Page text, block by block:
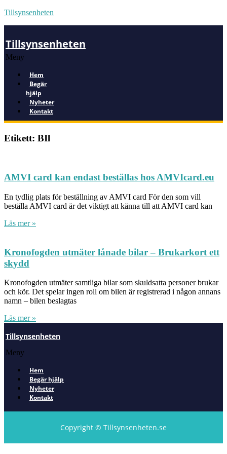
Tillsynsenheten
Tillsynsenheten
Meny
Hem
Begär
hjälp
Nyheter
Kontakt
Etikett: BIl
AMVI card kan endast beställas hos AMVIcard.eu
En tydlig plats för beställning av AMVI card För den som vill
beställa AMVI card är det viktigt att känna till att AMVI card kan
Läs mer »
Kronofogden utmäter lånade bilar – Brukarkort ett
skydd
Kronofogden utmäter samtliga bilar som skuldsatta personer brukar
och kör. Det spelar ingen roll om bilen är registrerad i någon annans
namn – bilen beslagtas
Läs mer »
Tillsynsenheten
Meny
Hem
Begär hjälp
Nyheter
Kontakt
Copyright © Tillsynsenheten.se